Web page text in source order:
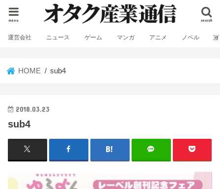
search
menu
運営会社 ニュース ゲーム マンガ アニメ ノベル
HOME sub4
2018.03.23
sub4